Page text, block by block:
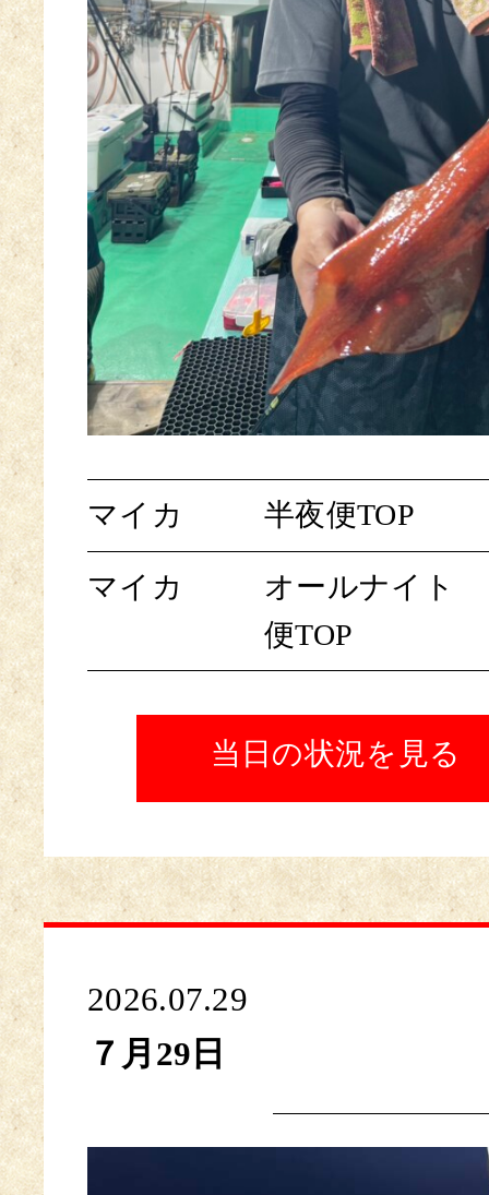
マイカ 半夜便TOP
マイカ
オールナイト
便TOP
当日の状況を見る
2026.07.29
７月29日